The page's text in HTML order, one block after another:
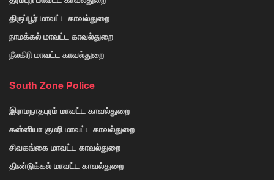
திருப்பூர் மாவட்ட காவல்துறை
நாமக்கல் மாவட்ட காவல்துறை
நீலகிரி மாவட்ட காவல்துறை
South Zone Police
இராமநாதபுரம் மாவட்ட காவல்துறை
கன்னியா குமரி மாவட்ட காவல்துறை
சிவகங்கை மாவட்ட காவல்துறை
திண்டுக்கல் மாவட்ட காவல்துறை